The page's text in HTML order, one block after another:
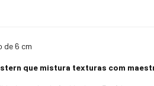
de 6 cm
que mistura texturas com